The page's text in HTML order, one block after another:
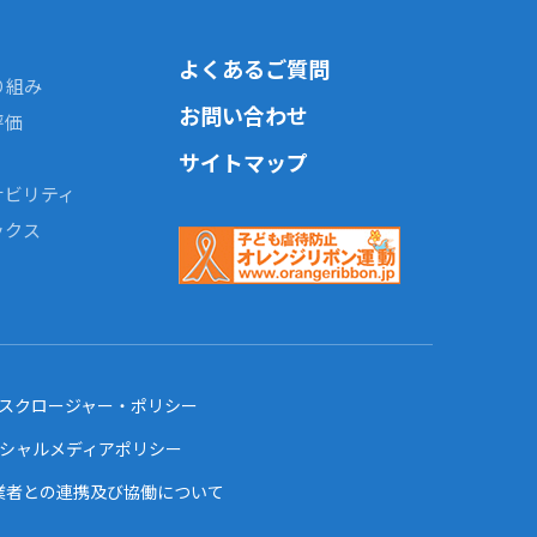
組み
リティ
ス
よくあるご質問
お問い合わせ
サイトマップ
クロージャー・ポリシー
ャルメディアポリシー
との連携及び協働について